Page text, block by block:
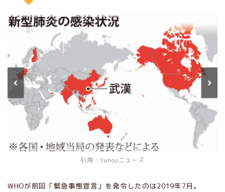
引用：Yahooニュース
WHOが前回「緊急事態宣言」を発令したのは2019年7月。